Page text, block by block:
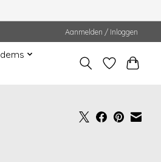
Aanmelden / Inloggen